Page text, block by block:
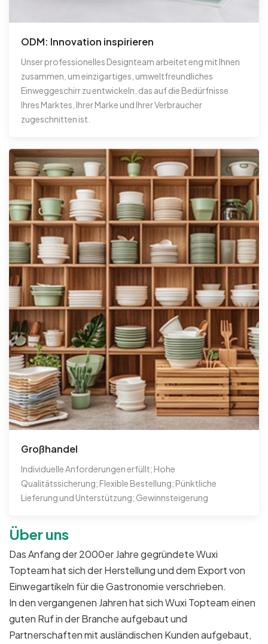
ODM: Innovation inspirieren
Unser professionelles Designteam arbeitet eng mit Ihnen
zusammen, um einzigartiges, umweltfreundliches
Einweggeschirr zu entwickeln, das auf die Bedürfnisse
Ihres Marktes, Ihrer Marke und Ihrer Verbraucher
zugeschnitten ist.
Großhandel
Individuelle Anforderungen erfüllt; Hohe
Qualitätssicherung; Flexible Bestellung; Pünktliche
Lieferung und Unterstützung; Gewinnsteigerung
Über uns
Das Anfang der 2000er Jahre gegründete Wuxi
Topteam hat sich der Herstellung und dem Export von
Einwegartikeln für die Gastronomie verschrieben.
In den vergangenen Jahren hat sich Wuxi Topteam einen
guten Ruf in der Branche aufgebaut und
Partnerschaften mit ausländischen Kunden aufgebaut,